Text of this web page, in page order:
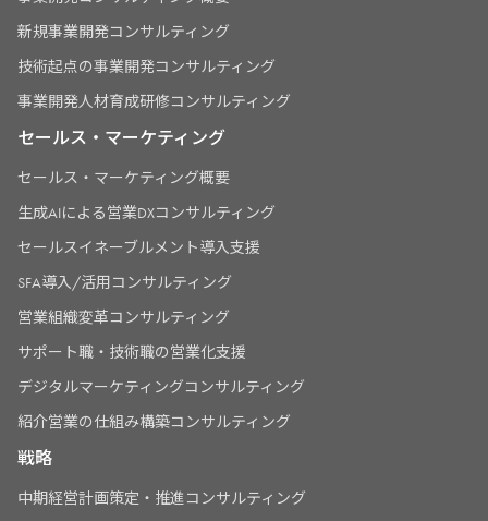
新規事業開発コンサルティング
技術起点の事業開発コンサルティング
事業開発人材育成研修コンサルティング
セールス・マーケティング
セールス・マーケティング概要
生成AIによる営業DXコンサルティング
セールスイネーブルメント導入支援
SFA導入/活用コンサルティング
営業組織変革コンサルティング
サポート職・技術職の営業化支援
デジタルマーケティングコンサルティング
紹介営業の仕組み構築コンサルティング
戦略
中期経営計画策定・推進コンサルティング